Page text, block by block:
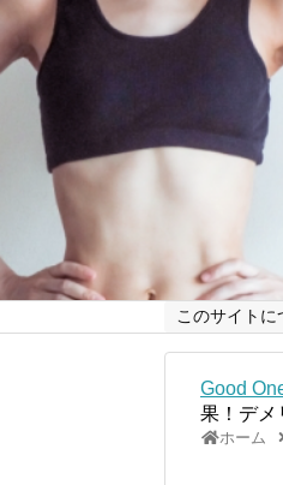
このサイトに
Good
果！デメ
ホーム